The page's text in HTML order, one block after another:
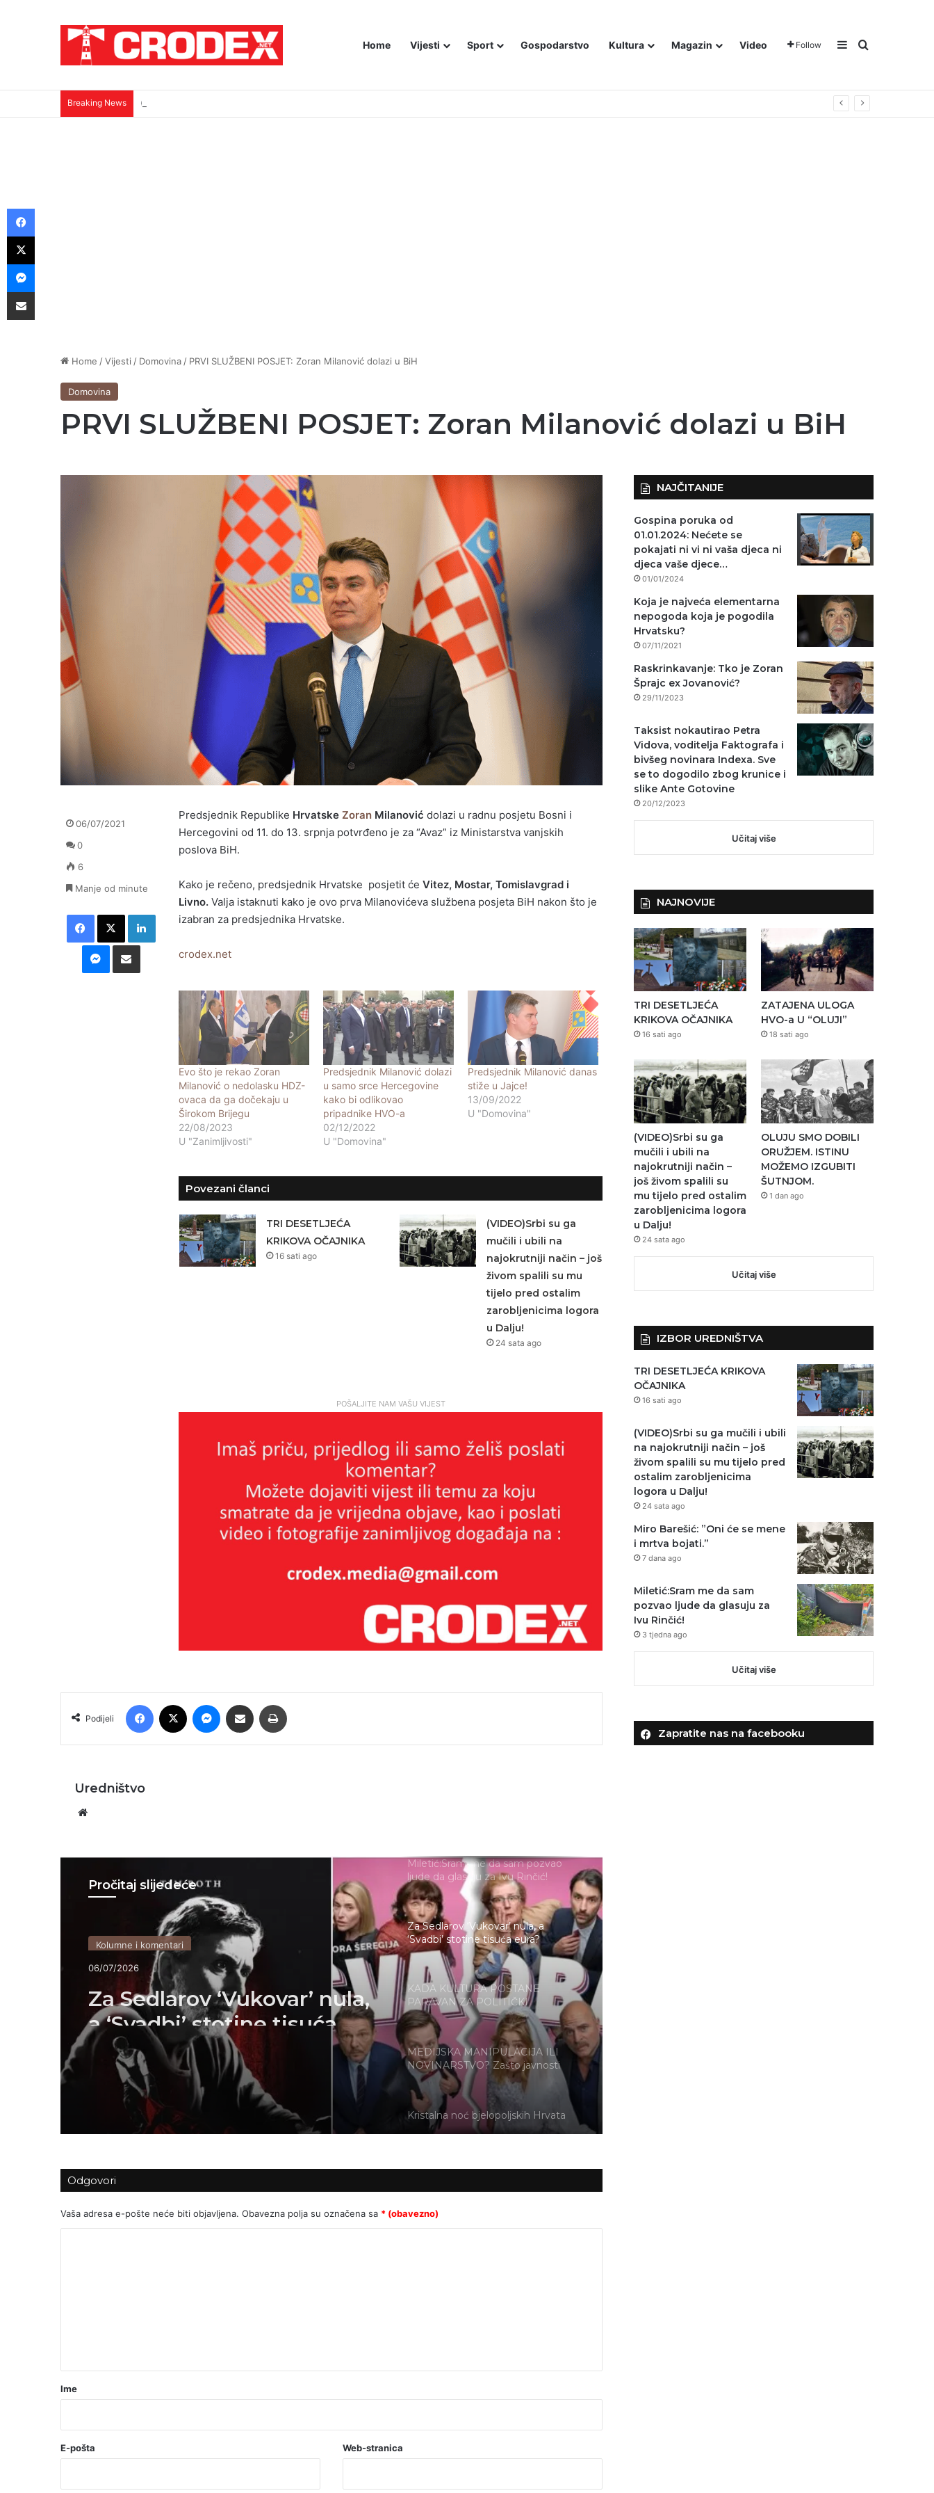
Home Vijesti Sport Gospodarstvo Kultura Magazin Video Follow Sidebar
Traži
Breaking News (VIDEO)Srbi su ga mučili i ubili na najokrutniji način – još živom spalili su mu tijelo pred ostalim zarobljenicima logora u Dalju!
Home /Vijesti / Domovina / PRVI SLUŽBENI POSJET: Zoran Milanović dolazi u BiH
Domovina
PRVI SLUŽBENI POSJET: Zoran Milanović dolazi u BiH
Predsjednik Republike Hrvatske Zoran Milanović dolazi u radnu posjetu Bosni i
Hercegovini od 11. do 13. srpnja potvrđeno je za “Avaz” iz Ministarstva vanjskih
poslova BiH.
Kako je rečeno, predsjednik Hrvatske posjetit će Vitez, Mostar, Tomislavgrad i
Livno. Valja istaknuti kako je ovo prva Milanovićeva službena posjeta BiH nakon što je
izabran za predsjednika Hrvatske.
crodex.net
Evo što je rekao Zoran
Milanović o nedolasku HDZ-
ovaca da ga dočekaju u
Širokom Brijegu
22/08/2023
U "Zanimljivosti"
Predsjednik Milanović dolazi
u samo srce Hercegovine
kako bi odlikovao
pripadnike HVO-a
02/12/2022
U "Domovina"
Predsjednik Milanović danas
stiže u Jajce!
13/09/2022
U "Domovina"
Povezani članci
TRI DESETLJEĆA
KRIKOVA OČAJNIKA
16 sati ago
(VIDEO)Srbi su ga
mučili i ubili na
najokrutniji način – još
živom spalili su mu
tijelo pred ostalim
zarobljenicima logora
u Dalju!
24 sata ago
POŠALJITE NAM VAŠU VIJEST
06/07/2021
0
6
Manje od minute
Facebook
X LinkedIn
Messenger
Podijeli putem E-maila
Podijeli
Facebook Messenger
Podijeli putem E-maila
Uredništvo
Pročitaj slijedeće
Kolumne i komentari
06/07/2026
Za Sedlarov ‘Vukovar’ nula,
a ‘Svadbi’ stotine tisuća
eura?
Kristalna noć bjelopoljskih Hrvata
istinom pokosio HDZ-ovce i ljevicu
LAŽNI JUBILEJ
Miletić:Sram me da sam pozvao
ljude da glasuju za Ivu Rinčić!
Za Sedlarov ‘Vukovar’ nula, a
‘Svadbi’ stotine tisuća eura?
KADA KULTURA POSTANE
PARAVAN ZA POLITIČKI
INŽENJERING: Kako je Možemo! u
Zagrebu upropastio sjajan projekt
za djecu
MEDIJSKA MANIPULACIJA ILI
NOVINARSTVO? Zašto javnosti
opet nije prikazana cijela istina o
sukobu na Trgu?
Kristalna noć bjelopoljskih Hrvata
za sva vremena
LAŽNI JUBILEJ
vas, ali ovakva politika vodi raspadu
Odgovori
Vaša adresa e-pošte neće biti objavljena. Obavezna polja su označena sa * (obavezno)
r
o
a
Ime
E-pošta Web-stranica
NAJČITANIJE
Gospina poruka od
01.01.2024: Nećete se
pokajati ni vi ni vaša djeca ni
djeca vaše djece…
01/01/2024
Koja je najveća elementarna
nepogoda koja je pogodila
Hrvatsku?
07/11/2021
Raskrinkavanje: Tko je Zoran
Šprajc ex Jovanović?
29/11/2023
Taksist nokautirao Petra
Vidova, voditelja Faktografa i
bivšeg novinara Indexa. Sve
se to dogodilo zbog krunice i
slike Ante Gotovine
20/12/2023
Učitaj više
NAJNOVIJE
TRI DESETLJEĆA
KRIKOVA OČAJNIKA
16 sati ago
ZATAJENA ULOGA
HVO-a U “OLUJI”
18 sati ago
(VIDEO)Srbi su ga
mučili i ubili na
najokrutniji način –
još živom spalili su
mu tijelo pred ostalim
zarobljenicima logora
u Dalju!
24 sata ago
OLUJU SMO DOBILI
ORUŽJEM. ISTINU
MOŽEMO IZGUBITI
ŠUTNJOM.
1 dan ago
Učitaj više
IZBOR UREDNIŠTVA
TRI DESETLJEĆA KRIKOVA
OČAJNIKA
16 sati ago
(VIDEO)Srbi su ga mučili i ubili
na najokrutniji način – još
živom spalili su mu tijelo pred
ostalim zarobljenicima
logora u Dalju!
24 sata ago
Miro Barešić: ”Oni će se mene
i mrtva bojati.”
7 dana ago
Miletić:Sram me da sam
pozvao ljude da glasuju za
Ivu Rinčić!
3 tjedna ago
Učitaj više
Zapratite nas na facebooku
Facebook
X
Messenger
Podijeli putem E-maila